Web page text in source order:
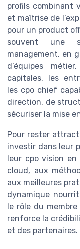
profils combinant
et maîtrise de
pour un product
souvent une
management, en
d’équipes
capitales, les
les cpo chief
direction, de
sécuriser la mise
Pour rester
investir dans leur
leur cpo vision
cloud, aux
aux meilleures
dynamique
le rôle du
renforce la
et des partenaires.